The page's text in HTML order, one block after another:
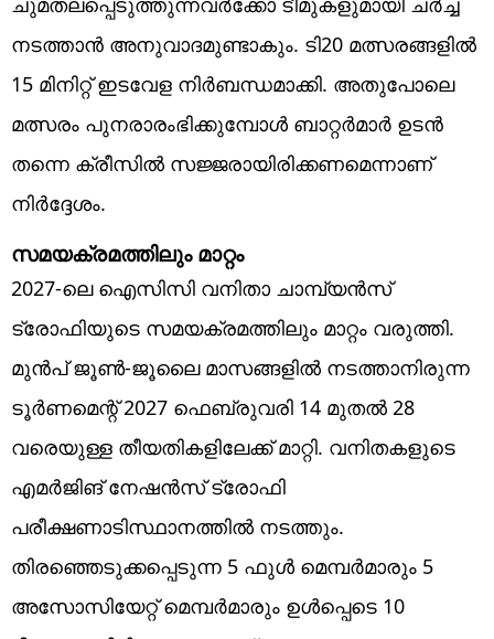
നടത്താന്‍ അനുവാദമുണ്ടാകും. ടി20 മത്സരങ്ങളിൽ
15 മിനിറ്റ് ഇടവേള നിർബന്ധമാക്കി. അതുപോലെ
മത്സരം പുനരാരംഭിക്കുമ്പോൾ ബാറ്റർമാർ ഉടൻ
തന്നെ ക്രീസിൽ സജ്ജരായിരിക്കണമെന്നാണ്
നിര്‍ദ്ദേശം.
സമയക്രമത്തിലും മാറ്റം
2027-ലെ ഐസിസി വനിതാ ചാമ്പ്യൻസ്
ട്രോഫിയുടെ സമയക്രമത്തിലും മാറ്റം വരുത്തി.
മുൻപ് ജൂൺ-ജൂലൈ മാസങ്ങളിൽ നടത്താനിരുന്ന
ടൂർണമെന്റ് 2027 ഫെബ്രുവരി 14 മുതൽ 28
വരെയുള്ള തീയതികളിലേക്ക് മാറ്റി. വനിതകളുടെ
എമർജിങ് നേഷൻസ് ട്രോഫി
പരീക്ഷണാടിസ്ഥാനത്തിൽ നടത്തും.
തിരഞ്ഞെടുക്കപ്പെടുന്ന 5 ഫുൾ മെമ്പർമാരും 5
അസോസിയേറ്റ് മെമ്പർമാരും ഉൾപ്പെടെ 10